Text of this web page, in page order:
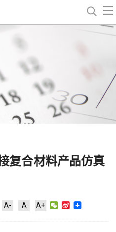
复合材料产品仿真
A- A A+ WeChat
Sina